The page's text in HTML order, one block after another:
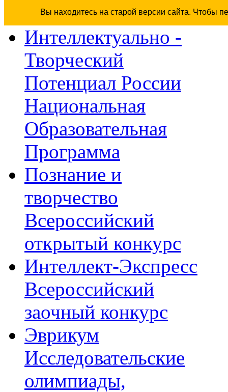
Вы находитесь на старой версии сайта. Чтобы
Интеллектуально -
Творческий
Потенциал России
Национальная
Образовательная
Программа
Познание и
творчество
Всероссийский
открытый конкурс
Интеллект-Экспресс
Всероссийский
заочный конкурс
Эврикум
Исследовательские
олимпиады,